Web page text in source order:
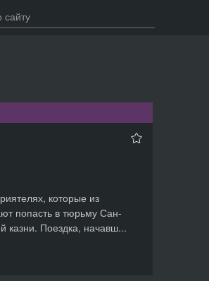
которые из
попасть в тюрьму Сан-
казни. Поездка, начавш...